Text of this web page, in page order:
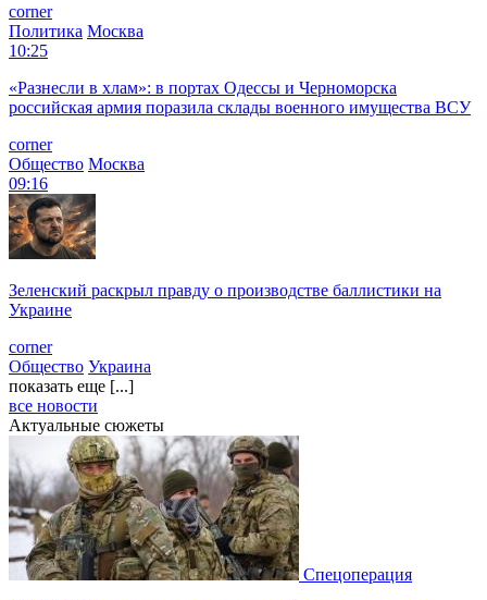
corner
Политика Москва
10:25
«Разнесли в хлам»: в портах Одессы и Черноморска
российская армия поразила склады военного имущества ВСУ
corner
Общество Москва
09:16
Зеленский раскрыл правду о производстве баллистики на
Украине
corner
Общество Украина
показать еще [...]
все новости
Актуальные сюжеты
Спецоперация